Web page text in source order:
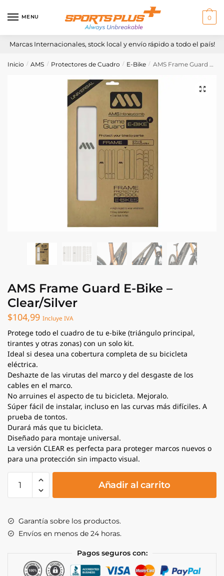
MENU 0
Marcas Internacionales, stock local y envío rápido a todo el país!
Inicio / AMS / Protectores de Cuadro / E-Bike / AMS Frame Guard E-Bike – Clear/Silver
AMS Frame Guard E-Bike –
Clear/Silver
$104,99 Incluye IVA
Protege todo el cuadro de tu e-bike (triángulo principal,
tirantes y otras zonas) con un solo kit.
Ideal si desea una cobertura completa de su bicicleta
eléctrica.
Deshazte de las virutas del marco y del desgaste de los
cables en el marco.
No arruines el aspecto de tu bicicleta. Mejoralo.
Súper fácil de instalar, incluso en las curvas más difíciles. A
prueba de tontos.
Durará más que tu bicicleta.
Diseñado para montaje universal.
La versión CLEAR es perfecta para proteger marcos nuevos o
para una protección sin impacto visual.
Frame
Bike
-
cantidad
Añadir al carrito
Garantía sobre los productos.
Envíos en menos de 24 horas.
Pagos seguros con: